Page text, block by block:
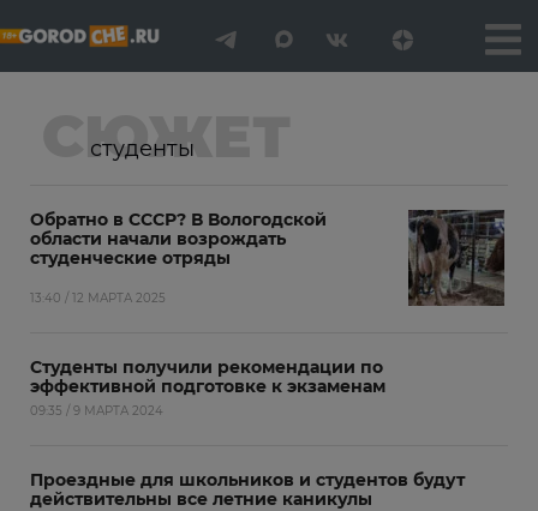
СЮЖЕТ
студенты
Обратно в СССР? В Вологодской
области начали возрождать
студенческие отряды
13:40 / 12 МАРТА 2025
Студенты получили рекомендации по
эффективной подготовке к экзаменам
09:35 / 9 МАРТА 2024
Проездные для школьников и студентов будут
действительны все летние каникулы